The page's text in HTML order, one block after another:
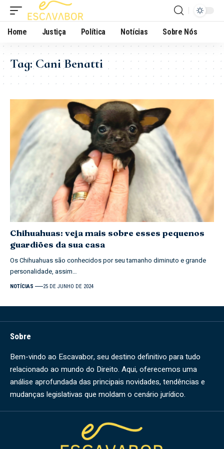
Home Justiça Política Notícias Sobre Nós
Tag:Cani Benatti
Chihuahuas: veja mais sobre esses pequenos
guardiões da sua casa
Os Chihuahuas são conhecidos por seu tamanho diminuto e grande
personalidade, assim…
NOTÍCIAS 25 DE JUNHO DE 2024
Sobre
Bem-vindo ao Escavabor, seu destino definitivo para tudo
relacionado ao mundo do Direito. Aqui, oferecemos uma
análise aprofundada das principais novidades, tendências e
mudanças legislativas que moldam o cenário jurídico.